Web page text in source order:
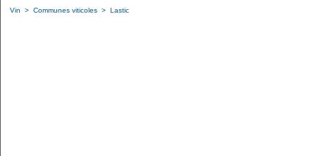
Vin > Communes viticoles > Lastic